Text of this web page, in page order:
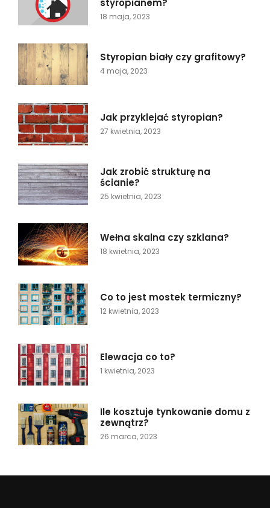
styropianem?
18 maja, 2023
Styropian biały czy grafitowy?
4 maja, 2023
Jak przyklejać styropian?
27 kwietnia, 2023
Jak zrobić strukturę na
ścianie?
25 kwietnia, 2023
Wełna skalna czy szklana?
18 kwietnia, 2023
Co to jest mostek termiczny?
12 kwietnia, 2023
Elewacja co to?
1 kwietnia, 2023
Ile kosztuje tynkowanie domu z
zewnątrz?
26 marca, 2023